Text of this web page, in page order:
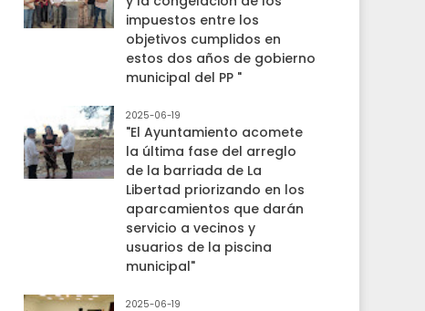
impuestos entre los
objetivos cumplidos en
estos dos años de gobierno
municipal del PP "
2025-06-19
"El Ayuntamiento acomete
la última fase del arreglo
de la barriada de La
Libertad priorizando en los
aparcamientos que darán
servicio a vecinos y
usuarios de la piscina
municipal"
2025-06-19